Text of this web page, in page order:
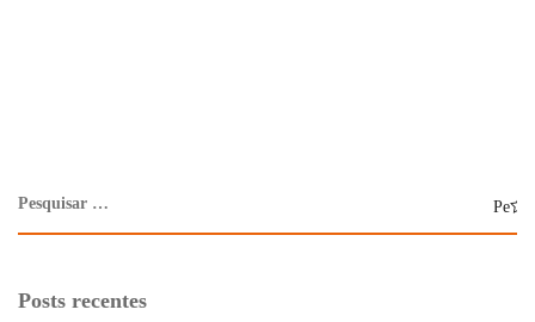
Posts recentes